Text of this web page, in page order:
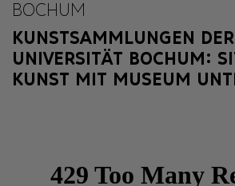
BOCHUM
KUNSTSAMMLUNGEN
UNIVERSITÄT BOCHUM:
KUNST MIT MUSEUM